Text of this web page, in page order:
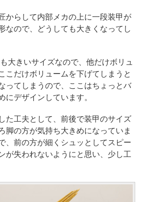
からして内部メカの上に一段装甲が
なので、どうしても大きくなってし
大きいサイズなので、他だけボリュ
こだけボリュームを下げてしまうと
ってしまうので、ここはちょっとバ
にデザインしています。
た工夫として、前後で装甲のサイズ
脚の方が気持ち大きめになっていま
、前の方が細くシュッとしてスピー
が失われないようにと思い、少し工